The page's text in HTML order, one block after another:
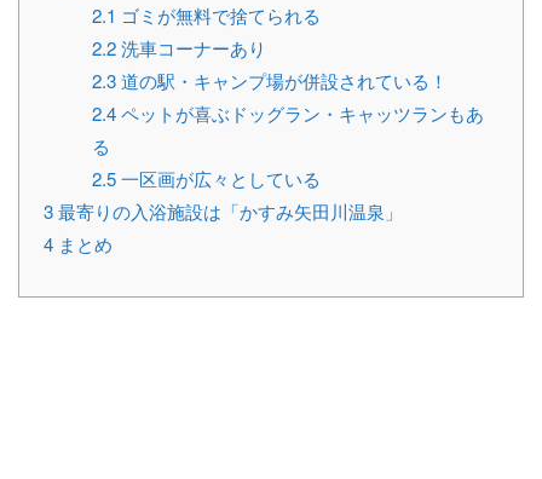
2.1 ゴミが無料で捨てられる
2.2洗車コーナーあり
2.3道の駅・キャンプ場が併設されている！
2.4ペットが喜ぶドッグラン・キャッツランもあ
る
2.5一区画が広々としている
3最寄りの入浴施設は「かすみ矢田川温泉」
4 まとめ